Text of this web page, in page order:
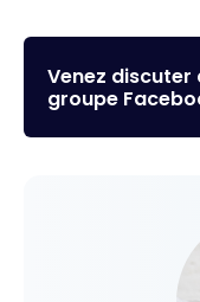
Venez discuter
groupe